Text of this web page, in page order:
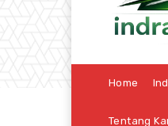
Home
Tentang